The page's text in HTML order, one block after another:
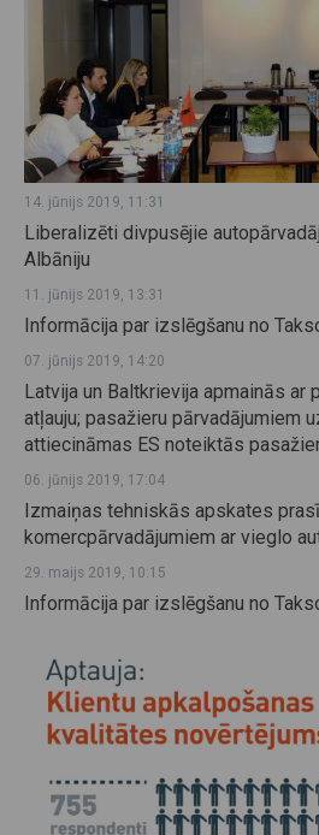
14. jūnijs 2019, 11:31
Liberalizēti divpusējie
Albāniju
11. jūnijs 2019, 13:31
Informācija par izslēgšanu no
07. jūnijs 2019, 14:20
Latvija un Baltkrievija apmainās ar
atļauju; pasažieru pārvadājumiem
attiecināmas ES noteiktās
06. jūnijs 2019, 17:04
Izmaiņas tehniskās apskates
komercpārvadājumiem ar vieglo
29. maijs 2019, 10:15
Informācija par izslēgšanu no